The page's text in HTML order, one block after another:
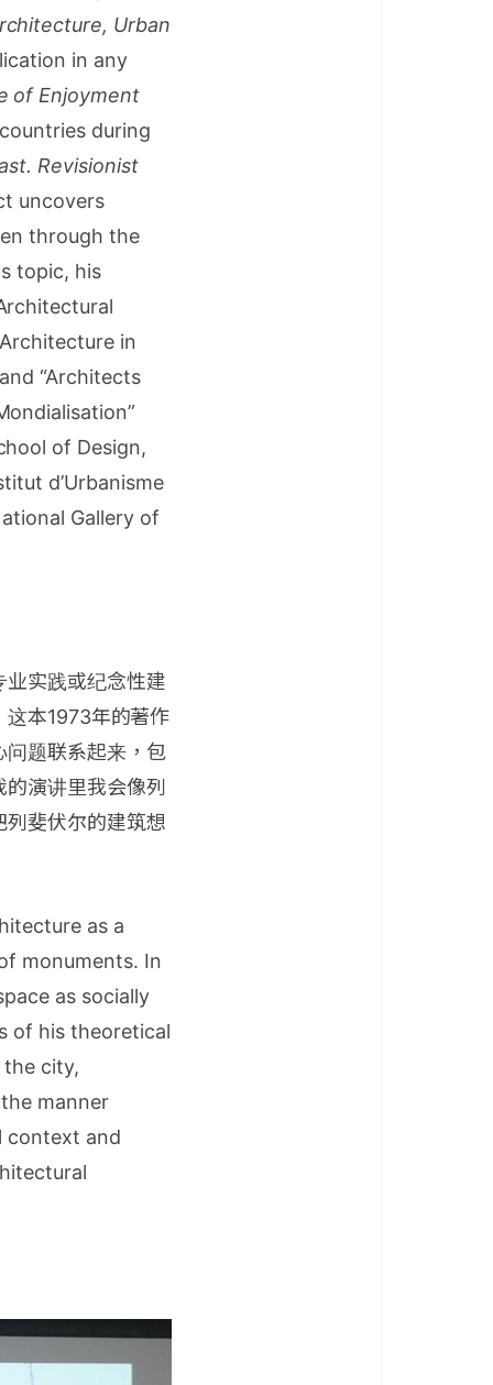
Urban
in any
of Enjoyment
during
Revisionist
uncovers
through the
topic, his
in
“Architects
of Design,
d’Urbanisme
Gallery of
实践或纪念性建
本1973年的著作
题联系起来，包
演讲里我会像列
斐伏尔的建筑想
as a
monuments. In
as socially
of his theoretical
city,
manner
context and